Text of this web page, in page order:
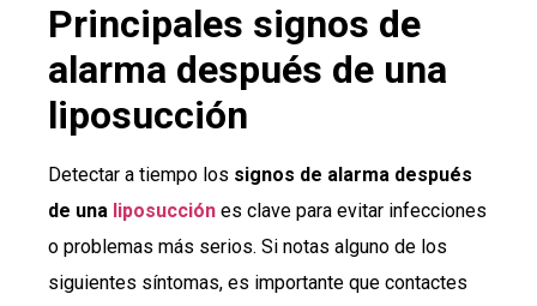
Principales signos de
alarma después de una
liposucción
Detectar a tiempo los signos de alarma después
de una liposucción es clave para evitar infecciones
o problemas más serios. Si notas alguno de los
siguientes síntomas, es importante que contactes